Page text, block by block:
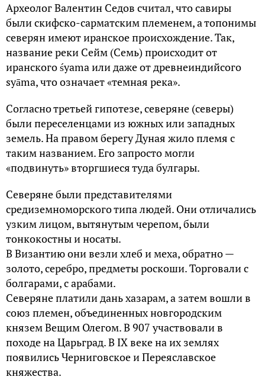
Археолог Валентин Седов считал, что савиры
были скифско-сарматским племенем, а топонимы
северян имеют иранское происхождение. Так,
название реки Сейм (Семь) происходит от
иранского śyama или даже от древнеиндийсого
syāma, что означает «темная река».
Согласно третьей гипотезе, северяне (северы)
были переселенцами из южных или западных
земель. На правом берегу Дуная жило племя с
таким названием. Его запросто могли
«подвинуть» вторгшиеся туда булгары.
Северяне были представителями
средиземноморского типа людей. Они отличались
узким лицом, вытянутым черепом, были
тонкокостны и носаты.
В Византию они везли хлеб и меха, обратно —
золото, серебро, предметы роскоши. Торговали с
болгарами, с арабами.
Северяне платили дань хазарам, а затем вошли в
союз племен, объединенных новгородским
князем Вещим Олегом. В 907 участвовали в
походе на Царьград. В IX веке на их землях
появились Черниговское и Переяславское
княжества.